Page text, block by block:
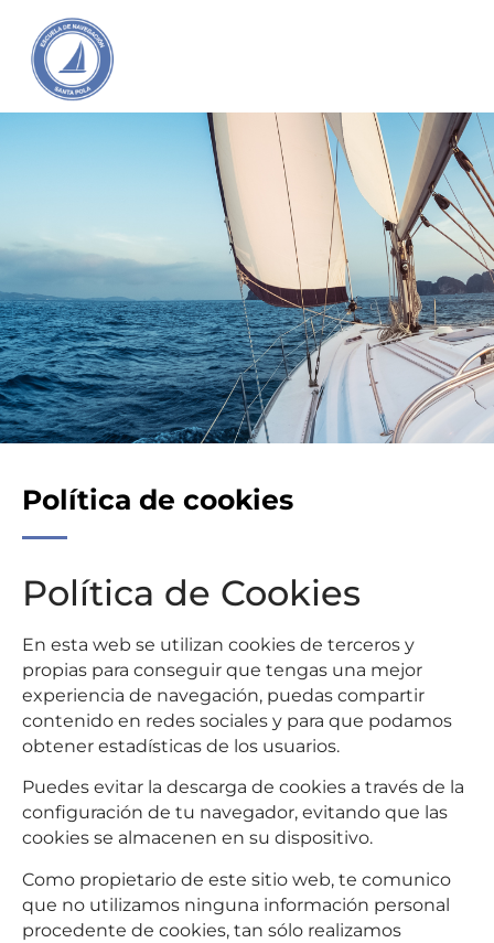
Política de cookies
Política de Cookies
En esta web se utilizan cookies de terceros y
propias para conseguir que tengas una mejor
experiencia de navegación, puedas compartir
contenido en redes sociales y para que podamos
obtener estadísticas de los usuarios.
Puedes evitar la descarga de cookies a través de la
configuración de tu navegador, evitando que las
cookies se almacenen en su dispositivo.
Como propietario de este sitio web, te comunico
que no utilizamos ninguna información personal
procedente de cookies, tan sólo realizamos